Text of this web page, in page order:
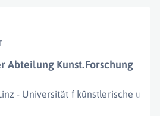
Abteilung Kunst.Forschung
- Universität f künstlerische u